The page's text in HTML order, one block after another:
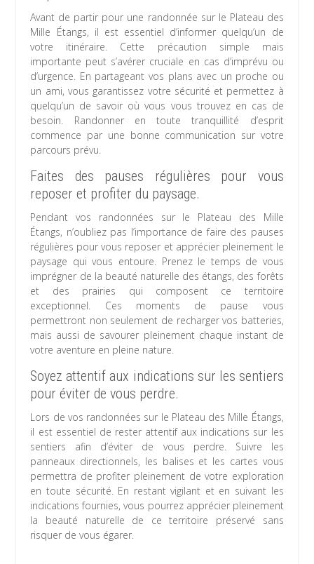
Avant de partir pour une randonnée sur le Plateau des
Mille Étangs, il est essentiel d’informer quelqu’un de
votre itinéraire. Cette précaution simple mais
importante peut s’avérer cruciale en cas d’imprévu ou
d’urgence. En partageant vos plans avec un proche ou
un ami, vous garantissez votre sécurité et permettez à
quelqu’un de savoir où vous vous trouvez en cas de
besoin. Randonner en toute tranquillité d’esprit
commence par une bonne communication sur votre
parcours prévu.
Faites des pauses régulières pour vous
reposer et profiter du paysage.
Pendant vos randonnées sur le Plateau des Mille
Étangs, n’oubliez pas l’importance de faire des pauses
régulières pour vous reposer et apprécier pleinement le
paysage qui vous entoure. Prenez le temps de vous
imprégner de la beauté naturelle des étangs, des forêts
et des prairies qui composent ce territoire
exceptionnel. Ces moments de pause vous
permettront non seulement de recharger vos batteries,
mais aussi de savourer pleinement chaque instant de
votre aventure en pleine nature.
Soyez attentif aux indications sur les sentiers
pour éviter de vous perdre.
Lors de vos randonnées sur le Plateau des Mille Étangs,
il est essentiel de rester attentif aux indications sur les
sentiers afin d’éviter de vous perdre. Suivre les
panneaux directionnels, les balises et les cartes vous
permettra de profiter pleinement de votre exploration
en toute sécurité. En restant vigilant et en suivant les
indications fournies, vous pourrez apprécier pleinement
la beauté naturelle de ce territoire préservé sans
risquer de vous égarer.